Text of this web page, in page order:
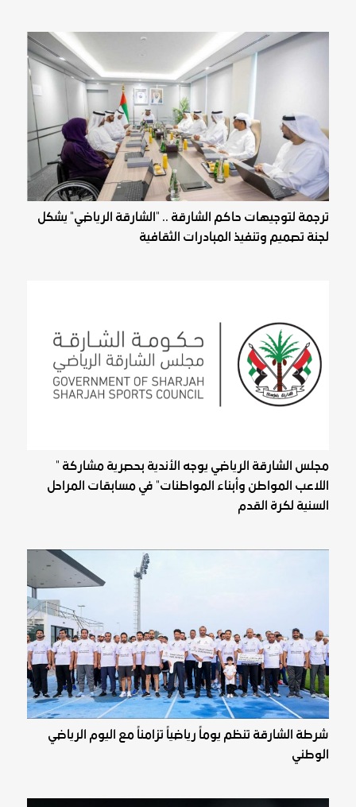
ترجمة لتوجيهات حاكم الشارقة .. "الشارقة الرياضي" يشكل
لجنة تصميم وتنفيذ المبادرات الثقافية
مجلس الشارقة الرياضي يوجه الأندية بحصرية مشاركة "
اللاعب المواطن وأبناء المواطنات" في مسابقات المراحل
السنية لكرة القدم
شرطة الشارقة تنظم يوماً رياضياً تزامناً مع اليوم الرياضي
الوطني